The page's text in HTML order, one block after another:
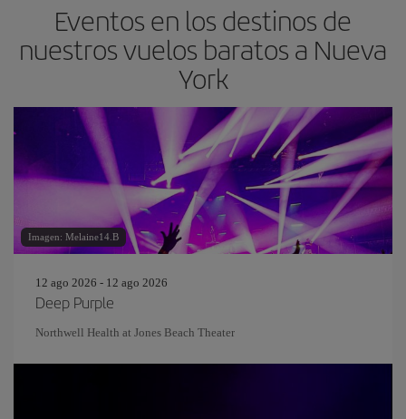
Eventos en los destinos de
nuestros vuelos baratos a Nueva
York
Imagen: Melaine14.B
12 ago 2026 - 12 ago 2026
Deep Purple
Northwell Health at Jones Beach Theater